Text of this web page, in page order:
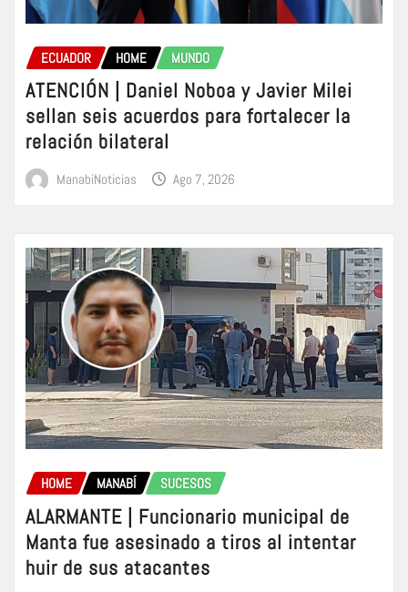
ECUADOR HOME MUNDO
ATENCIÓN | Daniel Noboa y Javier Milei
sellan seis acuerdos para fortalecer la
relación bilateral
ManabiNoticias Ago 7, 2026
HOME MANABÍ SUCESOS
ALARMANTE | Funcionario municipal de
Manta fue asesinado a tiros al intentar
huir de sus atacantes